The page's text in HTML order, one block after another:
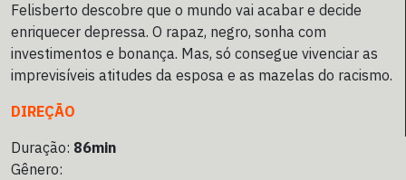
Felisberto descobre que o mundo vai acabar e decide
enriquecer depressa. O rapaz, negro, sonha com
investimentos e bonança. Mas, só consegue vivenciar as
imprevisíveis atitudes da esposa e as mazelas do racismo.
DIREÇÃO
Duração: 86min
Gênero: